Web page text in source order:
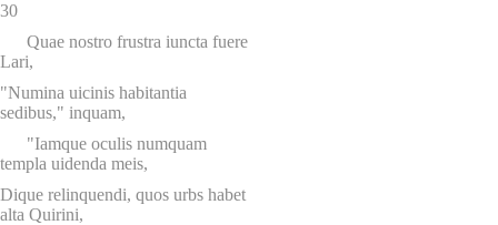
30
Quae nostro frustra iuncta fuere
Lari,
"Numina uicinis habitantia
sedibus," inquam,
"Iamque oculis numquam
templa uidenda meis,
Dique relinquendi, quos urbs habet
alta Quirini,